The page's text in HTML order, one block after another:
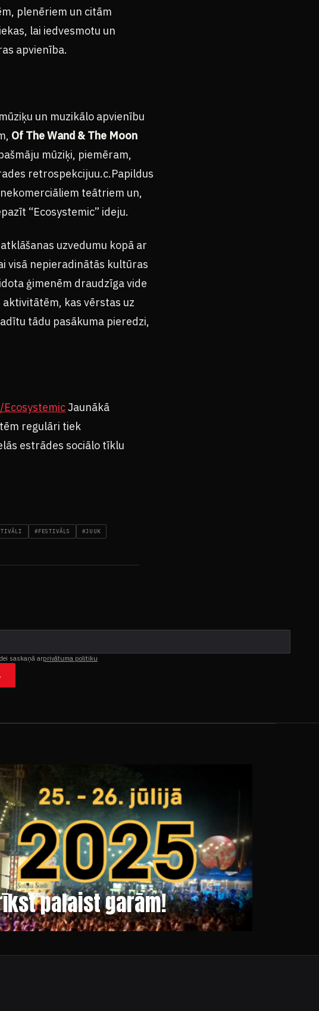
plenēriem un citām
lai iedvesmotu un
apvienība.
un muzikālo apvienību
Of The Wand & The Moon
mūziķi, piemēram,
retrospekcijuu.c.Papildus
teātriem un,
“Ecosystemic” ideju.
uzvedumu kopā ar
visā nepieradinātās kultūras
ģimenēm draudzīga vide
kas vērstas uz
tādu pasākuma pieredzi,
Jaunākā
regulāri tiek
estrādes sociālo tīklu
#FESTIVĀLS #JUUK
saskaņā arprivātuma politiku
palaist garām!